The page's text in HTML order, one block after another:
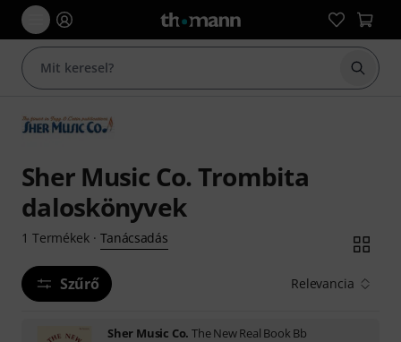
Sher Music Co. Trombita
daloskönyvek
1 Termékek· Tanácsadás
Szűrő Relevancia
Sher Music Co. The New Real Book Bb